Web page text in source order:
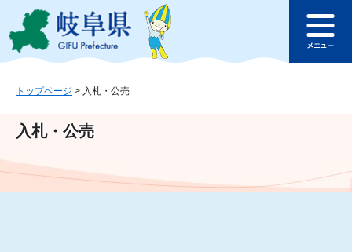
ジ
ュ
文
このページの本文へ
ュ
トップページ > 入札・公売
入札・公売